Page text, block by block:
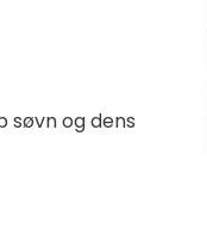
søvn og dens